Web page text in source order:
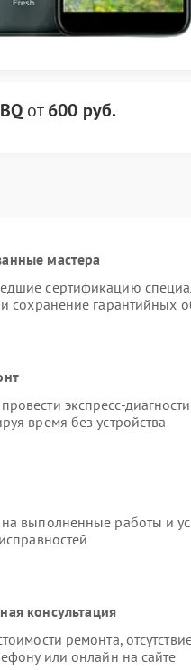
от600 руб.
мастера
сертификацию
сохранение гарантийных
экспресс-
время без устройства
на выполненные работы и
консультация
ремонта,
или онлайн на сайте